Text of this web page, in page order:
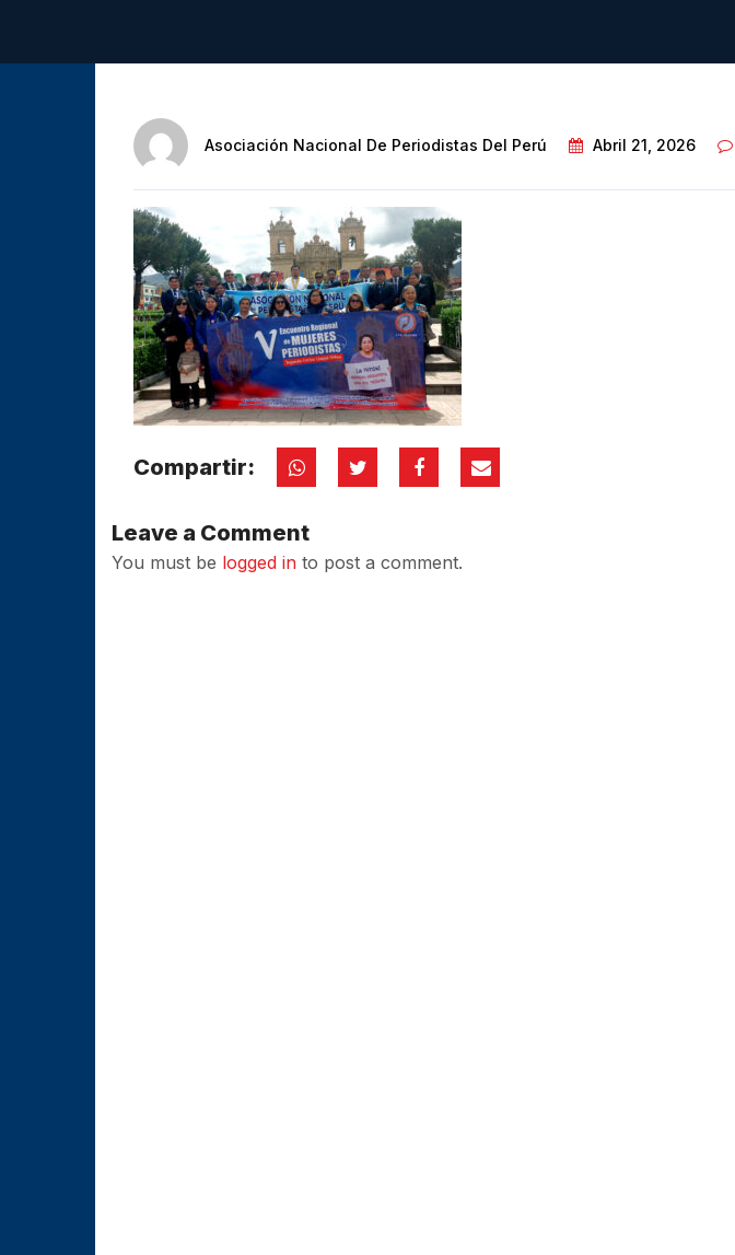
Asociación Nacional De Periodistas Del Perú Abril 21, 2026
Compartir:
Leave a Comment
You must be logged in to post a comment.